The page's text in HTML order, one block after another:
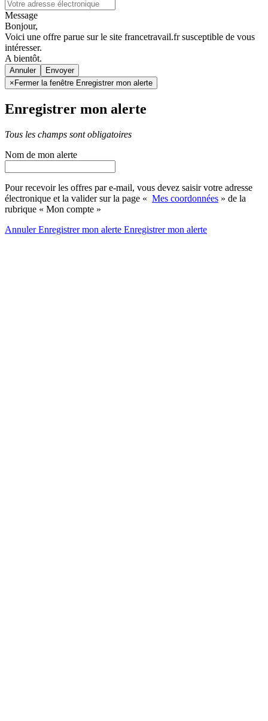
Message
Bonjour,
Voici une offre parue sur le site francetravail.fr susceptible de vous
intéresser.
A bientôt.
Annuler
× Fermer la fenêtre Enregistrer mon alerte
Enregistrer mon alerte
Tous les champs sont obligatoires
Nom de mon alerte
Pour recevoir les offres par e-mail, vous devez saisir votre adresse
électronique et la valider sur la page « Mes coordonnées » de la
rubrique « Mon compte »
AnnulerEnregistrer mon alerte Enregistrermon alerte